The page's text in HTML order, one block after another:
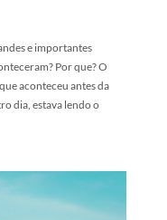
e importantes
Por que? O
aconteceu antes da
dia, estava lendo o